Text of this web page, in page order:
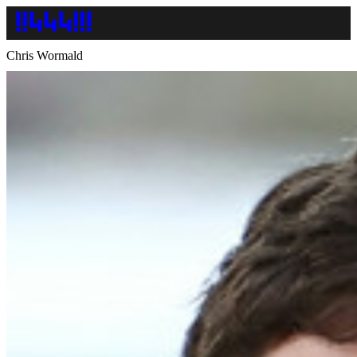
Chris Wormald